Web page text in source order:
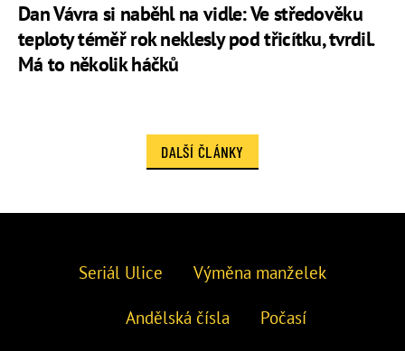
Dan Vávra si naběhl na vidle: Ve středověku
teploty téměř rok neklesly pod třicítku, tvrdil.
Má to několik háčků
DALŠÍ ČLÁNKY
Seriál Ulice Výměna manželek
Andělská čísla Počasí